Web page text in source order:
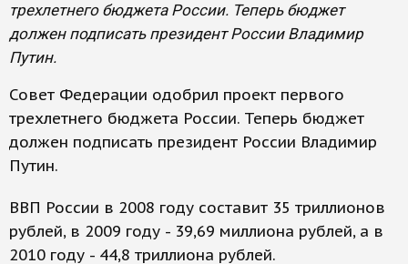
трехлетнего бюджета России. Теперь бюджет
должен подписать президент России Владимир
Путин.
Совет Федерации одобрил проект первого
трехлетнего бюджета России. Теперь бюджет
должен подписать президент России Владимир
Путин.
ВВП России в 2008 году составит 35 триллионов
рублей, в 2009 году - 39,69 миллиона рублей, а в
2010 году - 44,8 триллиона рублей.